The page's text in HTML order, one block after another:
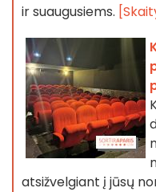
ir suaugusiems.
atsižvelgiant į jūsų